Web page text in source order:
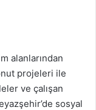
alanlarından
projeleri ile
ve çalışan
sosyal